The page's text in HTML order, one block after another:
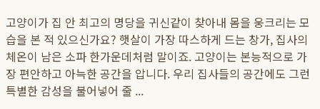
고양이가 집 안 최고의 명당을 귀신같이 찾아내 몸을 웅크리는 모
습을 본 적 있으신가요? 햇살이 가장 따스하게 드는 창가, 집사의
체온이 남은 소파 한가운데처럼 말이죠. 고양이는 본능적으로 가
장 편안하고 아늑한 공간을 압니다. 우리 집사들의 공간에도 그런
특별한 감성을 불어넣어 줄 ...